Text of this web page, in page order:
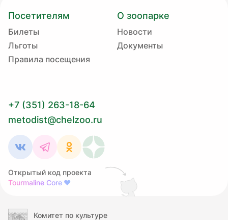
Посетителям
Билеты
Льготы
Правила посещения
О зоопарке
Новости
Документы
+7 (351) 263-18-64
metodist@chelzoo.ru
Открытый код проекта
Tourmaline Core ❤
Комитет по культуре